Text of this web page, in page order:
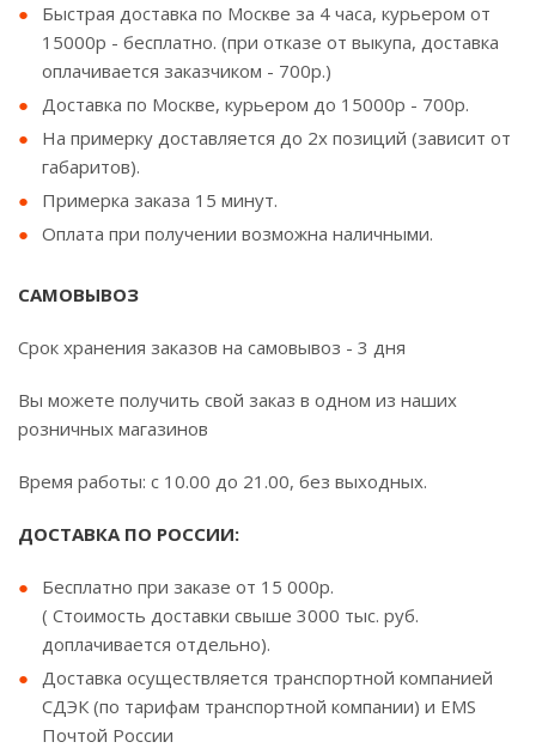
Быстрая доставка по Москве за 4 часа, курьером от
15000р - бесплатно. (при отказе от выкупа, доставка
оплачивается заказчиком - 700р.)
Доставка по Москве, курьером до 15000р - 700р.
На примерку доставляется до 2х позиций (зависит от
габаритов).
Примерка заказа 15 минут.
Оплата при получении возможна наличными.
САМОВЫВОЗ
Срок хранения заказов на самовывоз - 3 дня
Вы можете получить свой заказ в одном из наших
розничных магазинов
Время работы: с 10.00 до 21.00, без выходных.
ДОСТАВКА ПО РОССИИ:
Бесплатно при заказе от 15 000р.
( Стоимость доставки свыше 3000 тыс. руб.
доплачивается отдельно).
Доставка осуществляется транспортной компанией
СДЭК (по тарифам транспортной компании) и EMS
Почтой России